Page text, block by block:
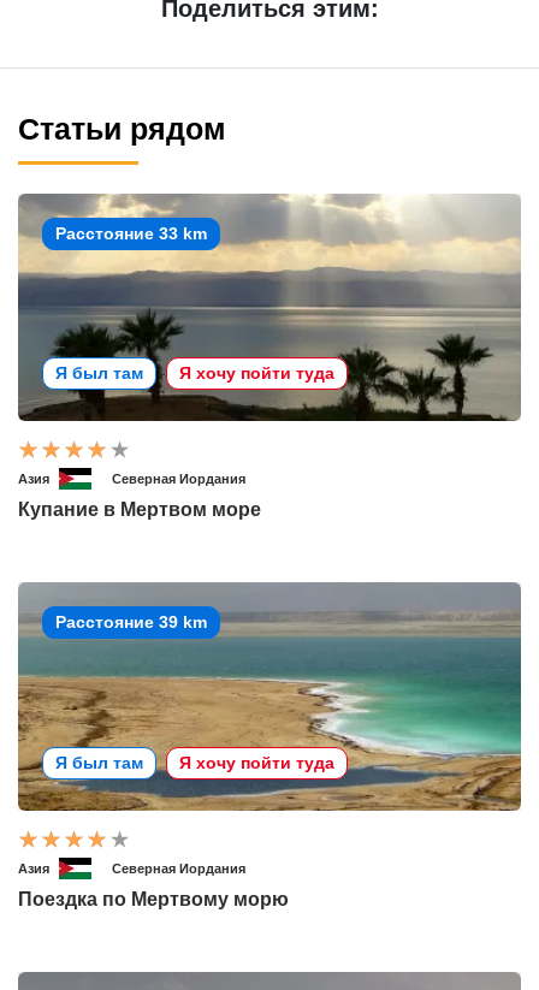
Поделиться этим:
Статьи рядом
Расстояние 33 km
Я был там Я хочу пойти туда
Азия Северная Иордания
Купание в Мертвом море
Расстояние 39 km
Я был там Я хочу пойти туда
Азия Северная Иордания
Поездка по Мертвому морю